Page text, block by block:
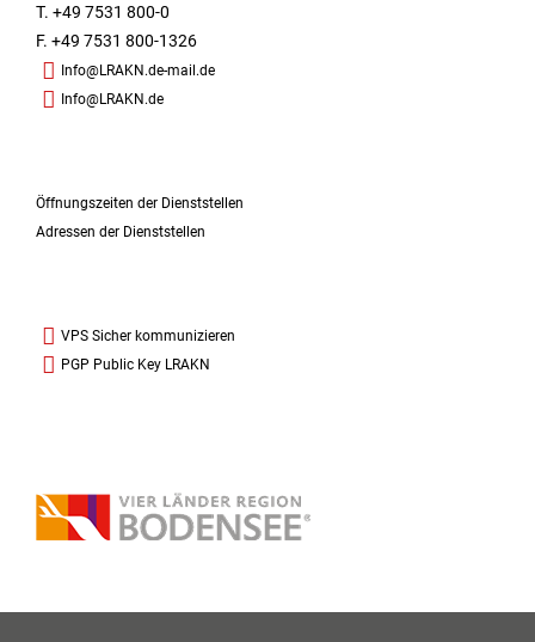
T. +49 7531 800-0
F. +49 7531 800-1326
Info@LRAKN.de-mail.de
Info@LRAKN.de
Öffnungszeiten der Dienststellen
Adressen der Dienststellen
VPS Sicher kommunizieren
PGP Public Key LRAKN